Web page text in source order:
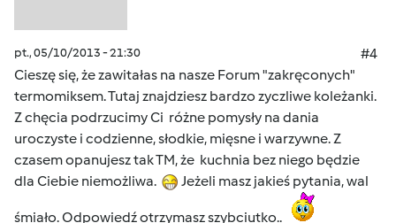
pt., 05/10/2013 - 21:30
#4
Cieszę się, że zawitałas na nasze Forum "zakręconych"
termomiksem. Tutaj znajdziesz bardzo zyczliwe koleżanki.
Z chęcia podrzucimy Ci różne pomysły na dania
uroczyste i codzienne, słodkie, mięsne i warzywne. Z
czasem opanujesz tak TM, że kuchnia bez niego będzie
dla Ciebie niemożliwa.
Jeżeli masz jakieś pytania, wal
śmiało. Odpowiedź otrzymasz szybciutko..